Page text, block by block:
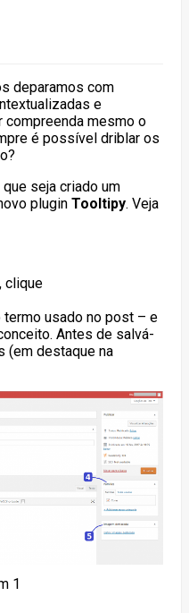
deparamos com
e
compreenda mesmo o
é possível driblar os
seja criado um
plugin Tooltipy. Veja
, clique
usado no post – e
Antes de salvá-
(em destaque na
1